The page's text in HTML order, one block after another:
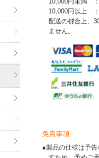
10,000円以上
配送の都合上、
ません。
免責事項
●製品の仕様は予